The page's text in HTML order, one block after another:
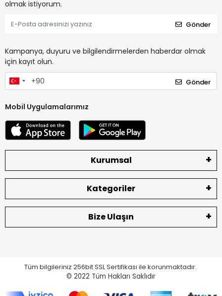
olmak istiyorum.
Gönder
Kampanya, duyuru ve bilgilendirmelerden haberdar olmak
için kayıt olun.
Gönder
Mobil Uygulamalarımız
Kurumsal
Kategoriler
Bize Ulaşın
Tüm bilgileriniz 256bit SSL Sertifikası ile korunmaktadır.
© 2022 Tüm Hakları Saklıdır